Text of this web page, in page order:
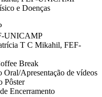
e Doenças
UNICAMP
T C Mikahil, FEF-
Break
Oral/Apresentação de vídeos
Pôster
Encerramento